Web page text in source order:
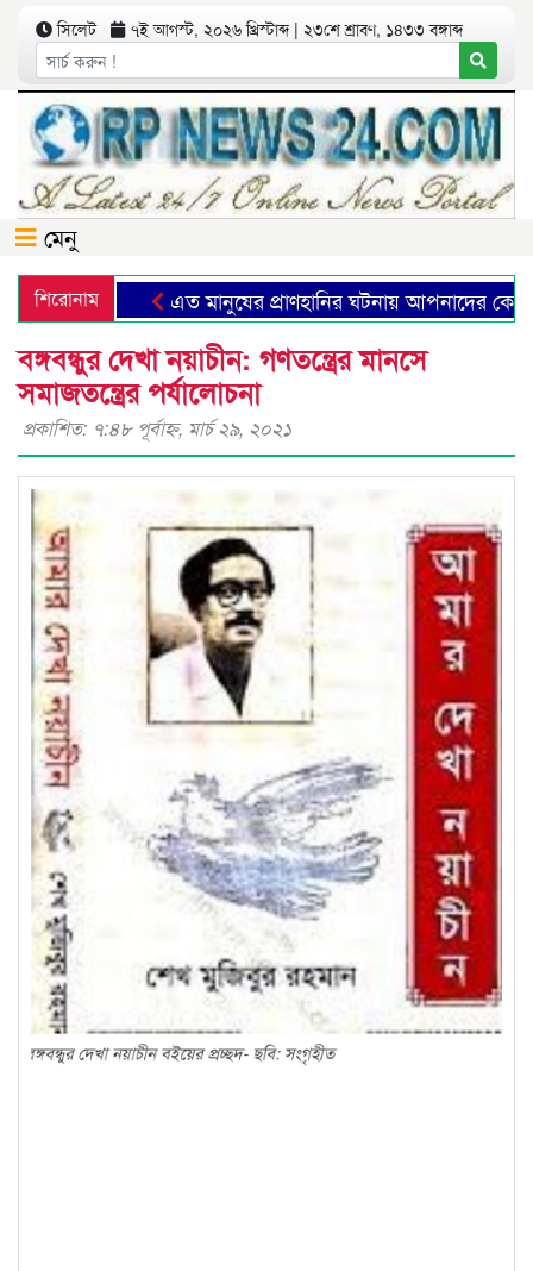
সিলেট ৭ই আগস্ট, ২০২৬ খ্রিস্টাব্দ | ২৩শে শ্রাবণ, ১৪৩৩ বঙ্গাব্দ
মেনু
শিরোনাম এত মানুষের প্রাণহানির ঘটনায় আপনাদের কোনো
বঙ্গবন্ধুর দেখা নয়াচীন: গণতন্ত্রের মানসে
সমাজতন্ত্রের পর্যালোচনা
প্রকাশিত: ৭:৪৮ পূর্বাহ্ণ, মার্চ ২৯, ২০২১